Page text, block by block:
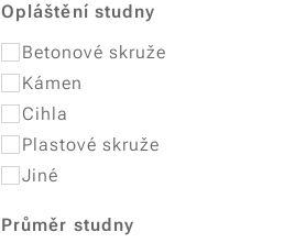
Opláštění studny
Betonové skruže
Kámen
Cihla
Plastové skruže
Jiné
Průměr studny